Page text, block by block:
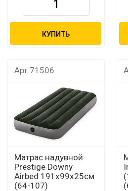
КУПИТЬ
Арт.71506
Матрас надувной
Prestige Downy
Airbed 191х99х25см
(64-107)